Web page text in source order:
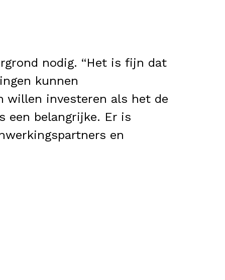
nodig. “Het is fijn dat
kunnen
willen investeren als het de
een belangrijke. Er is
en